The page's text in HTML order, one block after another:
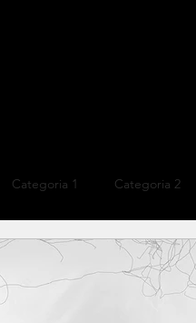
Categoria 1 Categoria 2